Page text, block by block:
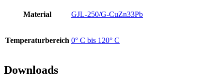
Material GJL-250/G-CuZn33Pb
Temperaturbereich 0° C bis 120° C
Downloads